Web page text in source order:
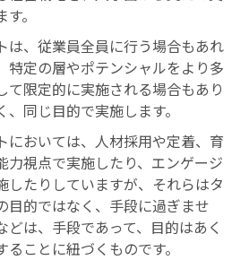
。
は、従業員全員に行う場合もあれ
特定の層やポテンシャルをより多
て限定的に実施される場合もあり
同じ目的で実施します。
においては、人材採用や定着、育
力視点で実施したり、エンゲージ
したりしていますが、それらはタ
目的ではなく、手段に過ぎませ
どは、手段であって、目的はあく
ことに紐づくものです。